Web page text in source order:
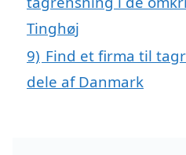
Tinghøj
9) Find et firma til
dele af Danmark